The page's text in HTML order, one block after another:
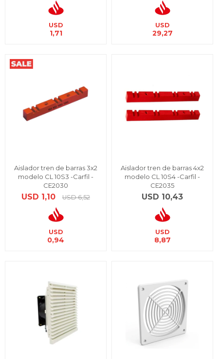
USD
1,71
USD
29,27
Aislador tren de barras 3x2
modelo CL 10S3 -Carfil -
CE2030
USD 1,10 USD 6,52
USD
0,94
Aislador tren de barras 4x2
modelo CL 10S4 -Carfil -
CE2035
USD 10,43
USD
8,87